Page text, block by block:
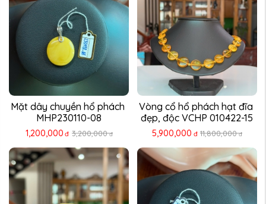
Mặt dây chuyền hổ phách
MHP230110-08
1,200,000 đ 3,200,000 đ
Vòng cổ hổ phách hạt đĩa
đẹp, độc VCHP 010422-15
5,900,000 đ 11,800,000 đ